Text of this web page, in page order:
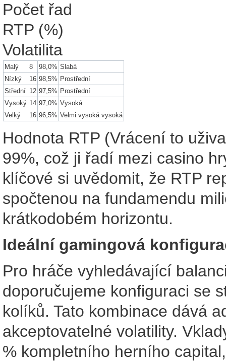
Počet řad
RTP (%)
Volatilita
Malý 8 98,0% Slabá
Nízký
16 98,5% Prostřední
Střední 12 97,5% Prostřední
Vysoký 14 97,0% Vysoká
Velký
16 96,5% Velmi vysoká vysoká
Hodnota RTP (Vrácení to
99%, což ji řadí mezi casino
klíčové si uvědomit, že RTP
spočtenou na fundamendu
krátkodobém horizontu.
Ideální gamingová
Pro hráče vyhledávající
doporučujeme konfiguraci se
kolíků. Tato kombinace dává
akceptovatelné volatility.
% kompletního herního